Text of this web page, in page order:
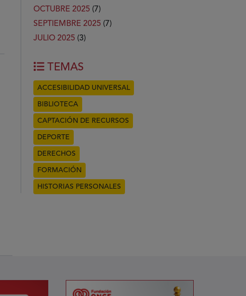
OCTUBRE 2025 (7)
SEPTIEMBRE 2025 (7)
JULIO 2025 (3)
TEMAS
ACCESIBILIDAD UNIVERSAL
BIBLIOTECA
CAPTACIÓN DE RECURSOS
DEPORTE
DERECHOS
FORMACIÓN
HISTORIAS PERSONALES